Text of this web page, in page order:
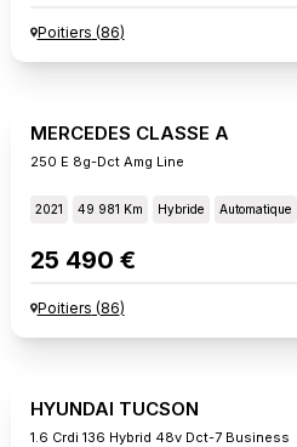
Poitiers (86)
MERCEDES CLASSE A
250 E 8g-Dct Amg Line
2021 49 981 Km Hybride Automatique
25 490 €
Poitiers (86)
HYUNDAI TUCSON
1.6 Crdi 136 Hybrid 48v Dct-7 Business